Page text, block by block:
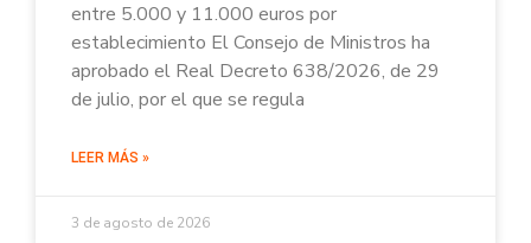
entre 5.000 y 11.000 euros por
establecimiento El Consejo de Ministros ha
aprobado el Real Decreto 638/2026, de 29
de julio, por el que se regula
LEER MÁS »
3 de agosto de 2026